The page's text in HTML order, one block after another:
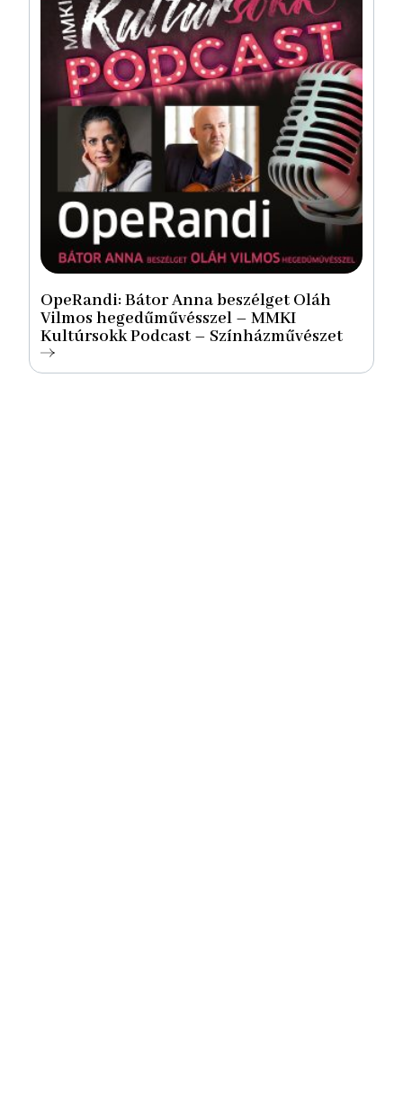
OpeRandi: Bátor Anna beszélget Oláh
Vilmos hegedűművésszel – MMKI
Kultúrsokk Podcast – Színházművészet